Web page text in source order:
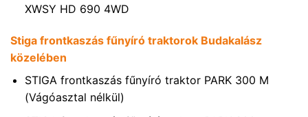
XWSY HD 690 4WD
Stiga frontkaszás fűnyíró traktorok Budakalász
közelében
STIGA frontkaszás fűnyíró traktor PARK 300 M
(Vágóasztal nélkül)